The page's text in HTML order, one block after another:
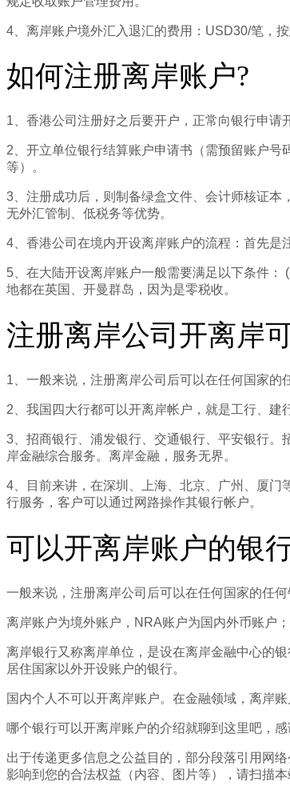
4、离岸账户境外汇入退汇的费用：USD30/笔，
如何注册离岸账户?
1、香港公司注册好之后要开户，正常向银行申请
2、开立单位银行结算账户申请书（需预留账户
等）。
3、注册成功后，则制备绿盒文件、会计师核证
无外汇管制、低税务等优势。
4、香港公司在境内开设离岸账户的流程：首先是
5、在大陆开设离岸账户一般需要满足以下条件
地都在英国、开曼群岛，因为是零税收。
注册离岸公司开离岸
1、一般来说，注册离岸公司后可以在任何国家的
2、我国四大行都可以开离岸帐户，就是工行、建
3、招商银行、浦发银行、交通银行、平安银行
岸金融综合服务。离岸金融，服务无界。
4、目前来讲，在深圳、上海、北京、广州、厦
行服务，客户可以通过网路操作其银行帐户。
可以开离岸账户的银
一般来说，注册离岸公司后可以在任何国家的任
离岸账户为境外账户，NRA账户为国内外币账户
离岸银行又称离岸单位，是设在离岸金融中心的
居住国家以外开设账户的银行。
国内个人不可以开离岸账户。在金融领域，离岸
哪个银行可以开离岸账户的介绍就聊到这里吧，
出于传递更多信息之公益目的，部分段落引用网
影响到您的合法权益（内容、图片等），请扫描